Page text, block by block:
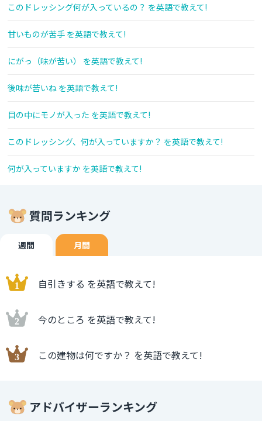
このドレッシング何が入っているの？ を英語で教えて!
甘いものが苦手 を英語で教えて!
にがっ（味が苦い） を英語で教えて!
後味が苦いね を英語で教えて!
目の中にモノが入った を英語で教えて!
このドレッシング、何が入っていますか？ を英語で教えて!
何が入っていますか を英語で教えて!
質問ランキング
週間 月間
自引きする を英語で教えて!
今のところ を英語で教えて!
この建物は何ですか？ を英語で教えて!
アドバイザーランキング